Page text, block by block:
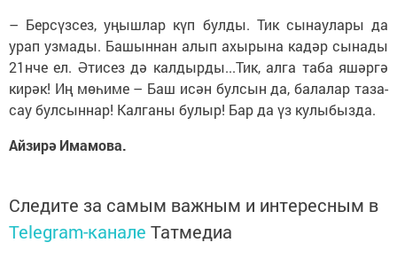
– Берсүзсез, уңышлар күп булды. Тик сынаулары да
урап узмады. Башыннан алып ахырына кадәр сынады
21нче ел. Әтисез дә калдырды...Тик, алга таба яшәргә
кирәк! Иң мөһиме – Баш исән булсын да, балалар таза-
сау булсыннар! Калганы булыр! Бар да үз кулыбызда.
Айзирә Имамова.
Следите за самым важным и интересным в
Telegram-канале Татмедиа